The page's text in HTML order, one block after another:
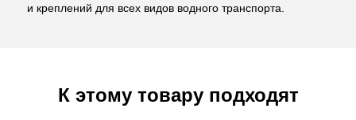
и креплений для всех видов водного транспорта.
К этому товару подходят